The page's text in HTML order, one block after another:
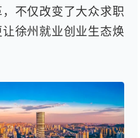
不仅改变了大众求职
徐州就业创业生态焕